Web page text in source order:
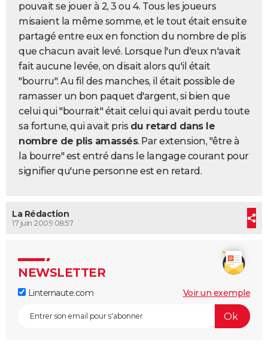
Destinations
City break
Voyage nature
Voyage de noces
Forum
Climat
PHOTO
GUIDES D'ACHAT
BONS PLANS
CARTE DE VOEUX
Carte de Noël
Carte Bonne année
Carte Saint-Valentin
Carte Pâques
Carte d'anniversaire
DICTIONNAIRE
Dictionnaire
Biographies
Citations
Expressions
Proverbes
PROGRAMME TV
COPAINS D'AVANT
Bricolage
Lifestyle
Culture
Sport
Auto
Television
Voyage
Cinema
pouvait se jouer à 2, 3 ou 4. Tous les joueurs
misaient la même somme, et le tout était ensuite
partagé entre eux en fonction du nombre de plis
que chacun avait levé. Lorsque l'un d'eux n'avait
fait aucune levée, on disait alors qu'il était
"bourru". Au fil des manches, il était possible de
ramasser un bon paquet d'argent, si bien que
celui qui "bourrait" était celui qui avait perdu toute
sa fortune, qui avait pris du retard dans le
nombre de plis amassés. Par extension, "être à
la bourre" est entré dans le langage courant pour
signifier qu'une personne est en retard.
La Rédaction
17 juin 2009 08:57
NEWSLETTER
Linternaute.com Voir un exemple